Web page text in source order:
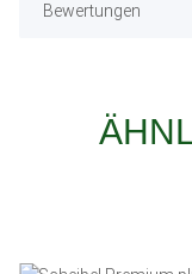
Bewertungen